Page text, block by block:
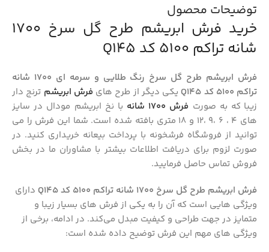
توضیحات محصول
خرید فرش ابریشم طرح گل سرخ 1700
شانه تراکم 5100 کد Q145
فرش ابریشم طرح گل سرخ رنگ طلایی و سرمه ای 1700 شانه
تراکم 5100 کد Q145
یکی دیگر از طرح های فرش ابریشم ترنج دار
زیبا که به صورت فرش 1700 شانه
با نخ ابریشم مودال در سایز
های 4 ، 6 ،9 ،12 و 18 متری بافته شده است. شما این فرش را می
توانید از فروشگاه فرشخونه با پرداخت بیعانه خریداری کنید. در
صورت لزوم برای دریافت اطلاعات بیشتر با مشاوران ما در بخش
فروش تماس حاصل فرمایید.
فرش ابریشم طرح گل سرخ 1700 شانه تراکم 5100 کد Q145
دارای
ویژگی‌ هایی است که آن را به یکی از فرش‌ های بسیار زیبا و
متمایز در جهت طراحی و کیفیت مبدل می‌کند. در ادامه، برخی از
ویژگی‌ های مهم این فرش توضیح داده شده است: